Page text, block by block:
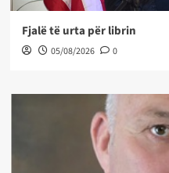
Fjalë të urta për librin
05/08/2026 0